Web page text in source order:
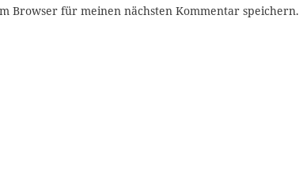
Browser für meinen nächsten Kommentar speichern.